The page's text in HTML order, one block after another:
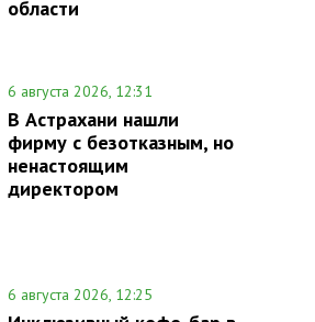
области
6 августа 2026, 12:31
В Астрахани нашли
фирму с безотказным, но
ненастоящим
директором
6 августа 2026, 12:25